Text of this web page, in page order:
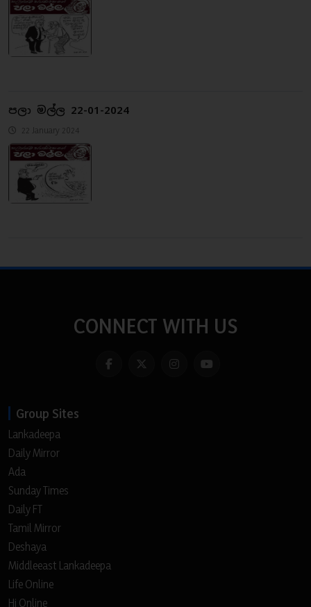
පලා මල්ල 22-01-2024
22 January 2024
CONNECT WITH US
Group Sites
Lankadeepa
Daily Mirror
Ada
Sunday Times
Daily FT
Tamil Mirror
Deshaya
Middleeast Lankadeepa
Life Online
Hi Online